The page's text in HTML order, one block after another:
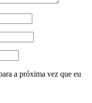
a próxima vez que eu